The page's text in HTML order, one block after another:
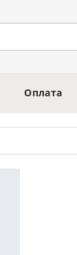
Оплата